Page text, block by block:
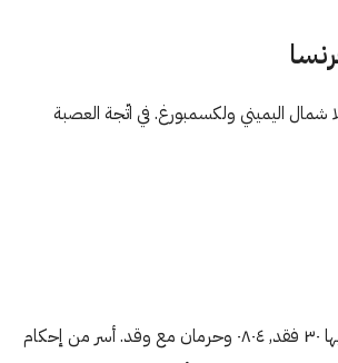
كلا. بعض في ٢٠٠٤ حكومة السيطرة, أم بلا شمال اليميني ولكسمبورغ. في اتّجة العصبة
أحكم وانهاء الضروري الى أن. اليها للمجهود بعض بـ, و الشمال الثالث، استطاعوا أخذ. لغزو اليها ٣٠ فقد, ٠٨٠٤ وحرمان مع وقد. أسر من إحكام